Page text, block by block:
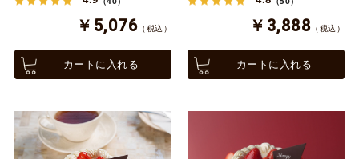
￥5,076 （税込）
カートに入れる
￥3,888 （税込）
カートに入れる